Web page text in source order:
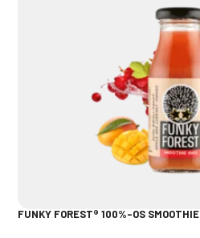
FUNKY FOREST® 100%-OS SMOOTHIE